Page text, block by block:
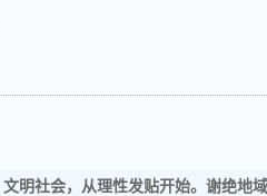
文明社会，从理性发贴开始。谢绝地